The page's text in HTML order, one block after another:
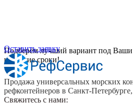
Подберём лучший вариант под Ваши
короткие сроки!
Оставить заявку
Продажа универсальных морских
рефконтейнеров в Санкт-
Свяжитесь с нами: